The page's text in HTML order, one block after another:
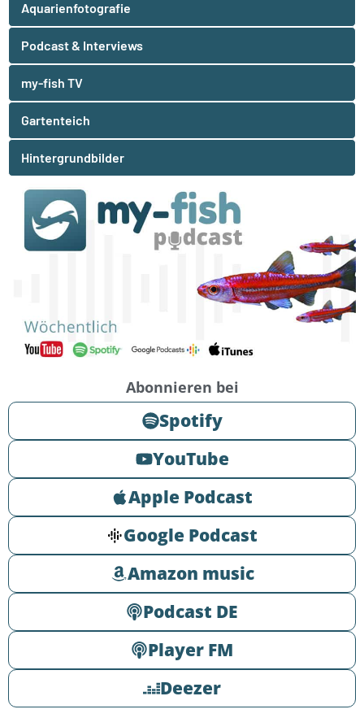
Aquarienfotografie
Podcast & Interviews
my-fish TV
Gartenteich
Hintergrundbilder
Abonnieren bei
Spotify
YouTube
Apple Podcast
Google Podcast
Amazon music
Podcast DE
Player FM
Deezer